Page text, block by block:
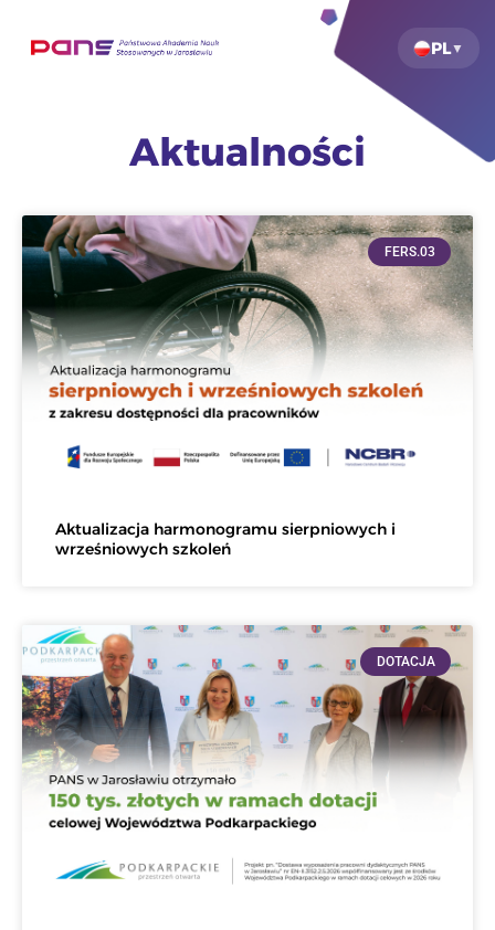
PL
Aktualności
FERS.03
Aktualizacja harmonogramu sierpniowych i
wrześniowych szkoleń
DOTACJA